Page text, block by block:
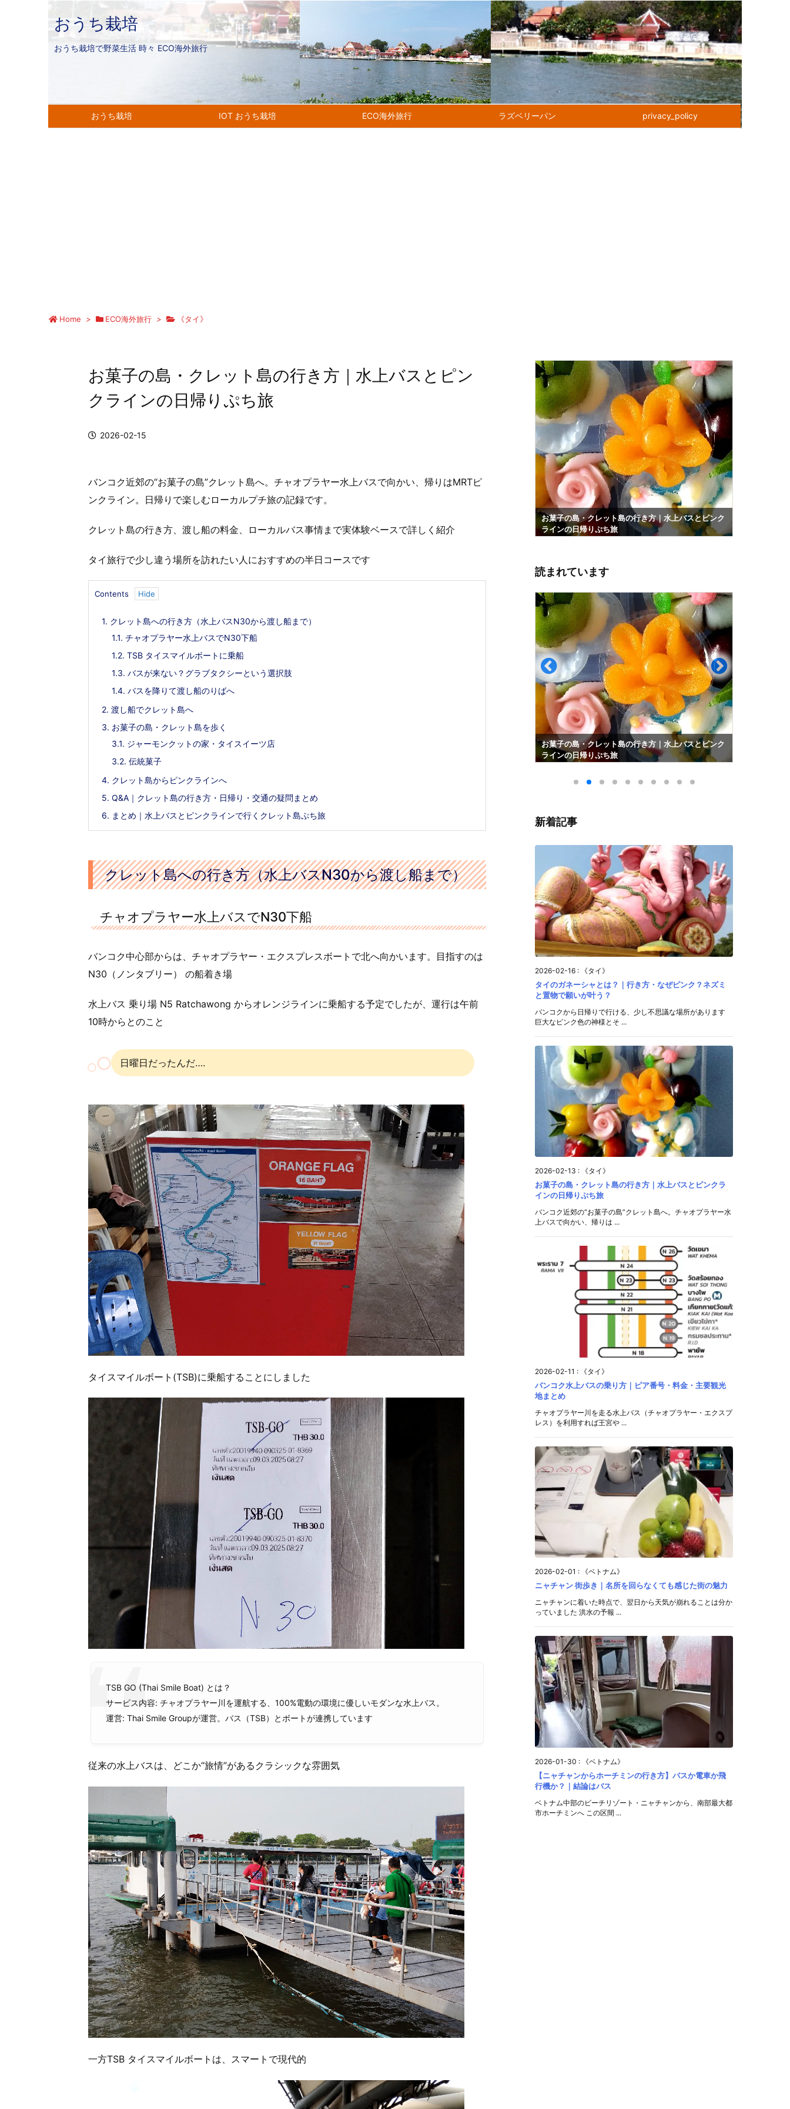
おうち栽培
おうち栽培で野菜生活 時々 ECO海外旅行
おうち栽培 IOT おうち栽培 ECO海外旅行 ラズベリーパン privacy_policy
Home > ECO海外旅行 > 《タイ》
お菓子の島・クレット島の行き方｜水上バスとピン
クラインの日帰りぷち旅
2026-02-15
バンコク近郊の“お菓子の島”クレット島へ。チャオプラヤー水上バスで向かい、帰りはMRTピ
ンクライン。日帰りで楽しむローカルプチ旅の記録です。
クレット島の行き方、渡し船の料金、ローカルバス事情まで実体験ベースで詳しく紹介
タイ旅行で少し違う場所を訪れたい人におすすめの半日コースです
Contents
1. クレット島への行き方（水上バスN30から渡し船まで）
1.1. チャオプラヤー水上バスでN30下船
1.2. TSB タイスマイルボートに乗船
1.3. バスが来ない？グラブタクシーという選択肢
1.4. バスを降りて渡し船のりばへ
2. 渡し船でクレット島へ
3. お菓子の島・クレット島を歩く
3.1. ジャーモンクットの家・タイスイーツ店
3.2. 伝統菓子
4. クレット島からピンクラインへ
5. Q&A｜クレット島の行き方・日帰り・交通の疑問まとめ
6. まとめ｜水上バスとピンクラインで行くクレット島ぷち旅
クレット島への行き方（水上バスN30から渡し船まで）
チャオプラヤー水上バスでN30下船
バンコク中心部からは、チャオプラヤー・エクスプレスボートで北へ向かいます。目指すのは
N30（ノンタブリー） の船着き場
水上バス 乗り場 N5 Ratchawong からオレンジラインに乗船する予定でしたが、運行は午前
10時からとのこと
日曜日だったんだ….
タイスマイルボート(TSB)に乗船することにしました
TSB GO (Thai Smile Boat) とは？
サービス内容: チャオプラヤー川を運航する、100%電動の環境に優しいモダンな水上バス。
運営: Thai Smile Groupが運営。バス（TSB）とボートが連携しています
従来の水上バスは、どこか“旅情”があるクラシックな雰囲気
一方TSB タイスマイルボートは、スマートで現代的
ミと置物で願いが叶う？
お菓子の島・クレット島の行き方｜水上バスとピンク
ラインの日帰りぷち旅
読まれています
ク寺（リン・フォック寺）観光
最新版｜ダラット駅の乗車券購入方法が激変！チャイ
お菓子の島・クレット島の行き方｜水上バスとピンク
ラインの日帰りぷち旅
新着記事
2026-02-16 : 《タイ》
タイのガネーシャとは？｜行き方・なぜピンク？ネズミ
と置物で願いが叶う？
バンコクから日帰りで行ける、少し不思議な場所があります
巨大なピンク色の神様とそ ...
2026-02-13 : 《タイ》
お菓子の島・クレット島の行き方｜水上バスとピンクラ
インの日帰りぷち旅
バンコク近郊の“お菓子の島”クレット島へ。チャオプラヤー水
上バスで向かい、帰りは ...
2026-02-11 : 《タイ》
バンコク水上バスの乗り方｜ピア番号・料金・主要観光
地まとめ
チャオプラヤー川を走る水上バス（チャオプラヤー・エクスプ
レス）を利用すれば王宮や ...
2026-02-01 : 《ベトナム》
ニャチャン 街歩き｜名所を回らなくても感じた街の魅力
ニャチャンに着いた時点で、翌日から天気が崩れることは分か
っていました 洪水の予報 ...
2026-01-30 : 《ベトナム》
【ニャチャンからホーチミンの行き方】バスか電車か飛
行機か？｜結論はバス
ベトナム中部のビーチリゾート・ニャチャンから、南部最大都
市ホーチミンへ この区間 ...